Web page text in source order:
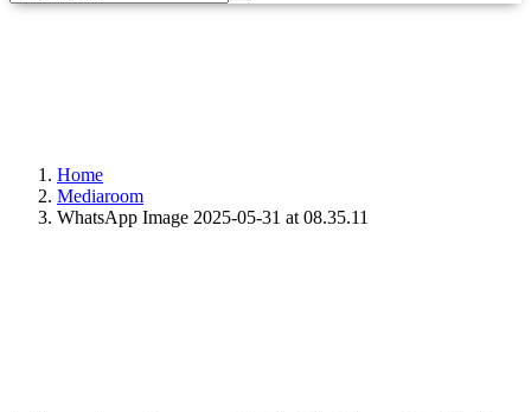
Home
Mediaroom
WhatsApp Image 2025-05-31 at 08.35.11